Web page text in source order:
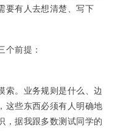
有人去想清楚、写下
个前提：
索。业务规则是什么、边
这些东西必须有人明确地
，据我跟多数测试同学的